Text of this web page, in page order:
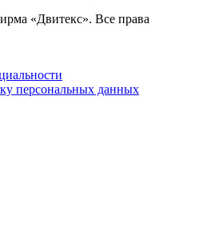
«Двитекс». Все права
персональных данных